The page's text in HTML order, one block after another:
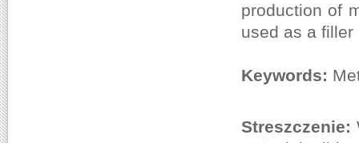
production of
used as a
Keywords:
Streszczenie: